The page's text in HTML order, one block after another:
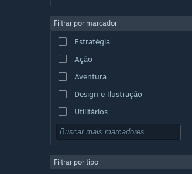
Filtrar por marcador
Estratégia
Ação
Aventura
Design e Ilustração
Utilitários
Gratuito para Jogar
Multijogador Massivo
Filtrar por tipo